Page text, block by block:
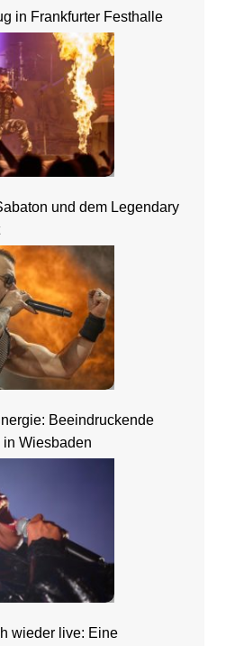
in Frankfurter Festhalle
und dem Legendary
Beeindruckende
Wiesbaden
wieder live: Eine